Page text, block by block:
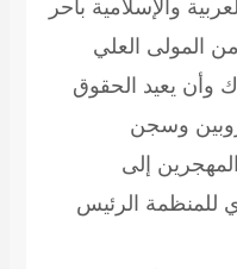
والإسلامية بأحر
المولى العلي
وأن يعيد الحقوق
وسجن
إلى
للمنظمة الرئيس